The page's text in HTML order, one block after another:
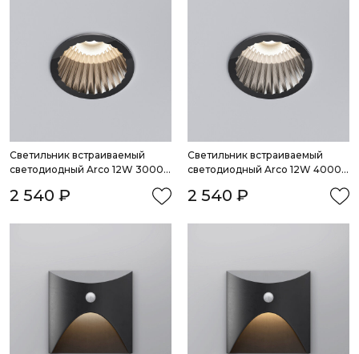
Светильник встраиваемый
светодиодный Arco 12W 3000K
2 540 ₽
Светильник встраиваемый
светодиодный Arco 12W 4000K
2 540 ₽